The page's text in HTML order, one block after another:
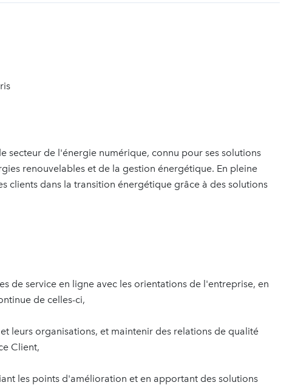
secteur de l'énergie numérique, connu pour ses solutions
renouvelables et de la gestion énergétique. En pleine
clients dans la transition énergétique grâce à des solutions
de service en ligne avec les orientations de l'entreprise, en
de celles-ci,
leurs organisations, et maintenir des relations de qualité
Client,
les points d'amélioration et en apportant des solutions